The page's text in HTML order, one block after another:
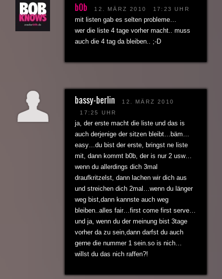
b0b 12. MÄRZ 2010 17:23 UHR
mit listen gab es selten probleme…
wer die liste 4 tage vorher macht.. muss
auch die 4 tag da bleiben.. ;-D
bassy-berlin
12. MÄRZ 2010
17:25 UHR
ja, der erste macht die liste und das is
auch derjenige der sitzen bleibt…bäm…
easy…du bist der erste, bringst ne liste
mit, dann kommt b0b, der is nur 2 usw…
wenn du allerdings dich 3mal
draufkritzelst, dann lachen wir dich aus
und streichen dich 2mal…wenn du länger
weg bist,dann kannste auch weg
bleiben..alles fair…first come first serve…
und ja, wenn du der meinung bist 3tage
vorher da zu sein,dann darfst du auch
gerne die nummer 1 sein.so is nich…
willst du das nich raffen?!